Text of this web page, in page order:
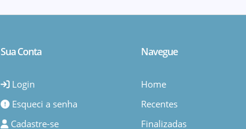
Sua Conta
Login
Esqueci a senha
Cadastre-se
Navegue
Home
Recentes
Finalizadas